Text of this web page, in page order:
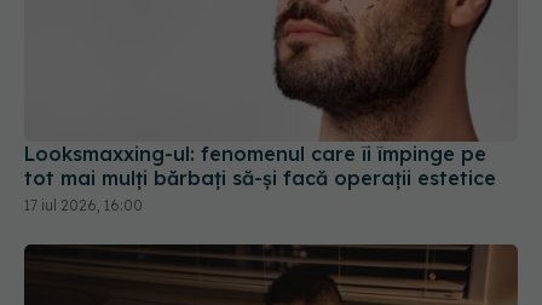
Looksmaxxing-ul: fenomenul care îi împinge pe
tot mai mulți bărbați să-și facă operații estetice
17 iul 2026, 16:00